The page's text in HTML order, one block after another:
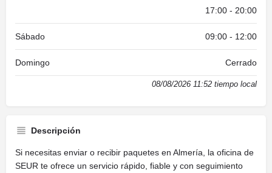
17:00 - 20:00
Sábado 09:00 - 12:00
Domingo Cerrado
08/08/2026 11:52 tiempo local
Descripción
Si necesitas enviar o recibir paquetes en Almería, la oficina de
SEUR te ofrece un servicio rápido, fiable y con seguimiento